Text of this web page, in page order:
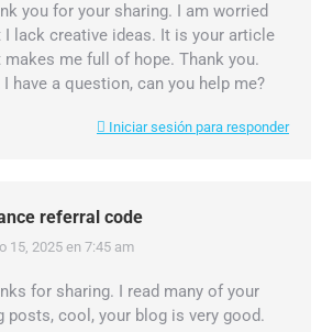
you for your sharing. I am worried
I lack creative ideas. It is your article
makes me full of hope. Thank you.
I have a question, can you help me?
Iniciar sesión para responder
referral code
15, 2025 en 7:45 am
for sharing. I read many of your
posts, cool, your blog is very good.